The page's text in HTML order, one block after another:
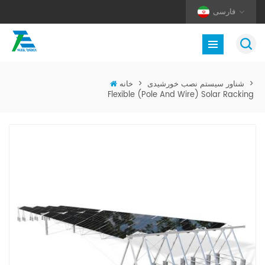
فارسی
خانه > شناور سیستم نصب خورشیدی >
Flexible (Pole And Wire) Solar Racking